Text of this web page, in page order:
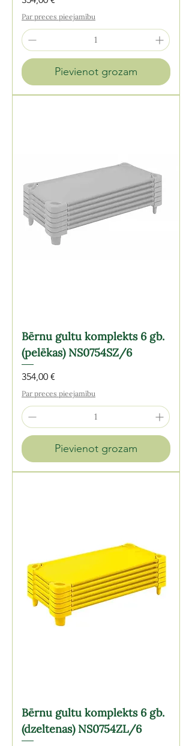
Par preces pieejamību
Pievienot grozam
Bērnu gultu komplekts 6 gb.
(pelēkas) NS0754SZ/6
Cena
354,00 €
Par preces pieejamību
Pievienot grozam
Bērnu gultu komplekts 6 gb.
(dzeltenas) NS0754ZL/6